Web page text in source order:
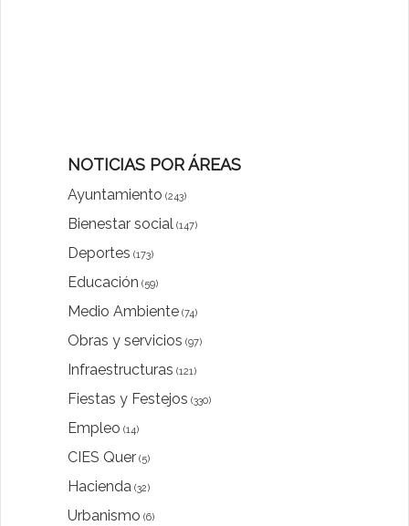
NOTICIAS POR ÁREAS
Ayuntamiento (243)
Bienestar social (147)
Deportes (173)
Educación (59)
Medio Ambiente (74)
Obras y servicios (97)
Infraestructuras (121)
Fiestas y Festejos (330)
Empleo (14)
CIES Quer (5)
Hacienda (32)
Urbanismo (6)